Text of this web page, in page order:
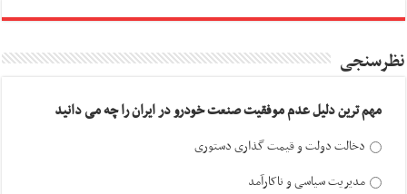
نظرسنجی
مهم ترین دلیل عدم موفقیت صنعت خودرو در ایران را چه می دانید
دخالت دولت و قیمت گذاری دستوری
مدیریت سیاسی و ناکارآمد